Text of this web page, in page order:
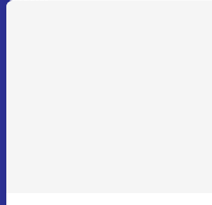
pháp chiết xuất bằng CO₂ siêu tới